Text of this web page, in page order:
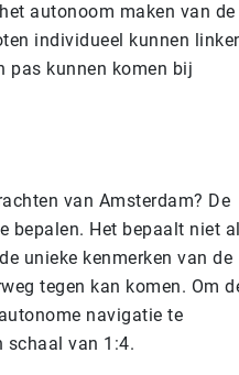
autonoom maken van de
individueel kunnen
pas kunnen komen bij
van Amsterdam? De
bepalen. Het bepaalt niet
unieke kenmerken van de
tegen kan komen. Om
navigatie te
schaal van 1:4.